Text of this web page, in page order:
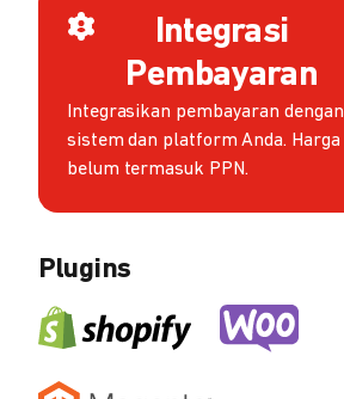
Integrasi
Pembayaran
Integrasikan pembayaran dengan
sistem dan platform Anda. Harga
belum termasuk PPN.
Plugins